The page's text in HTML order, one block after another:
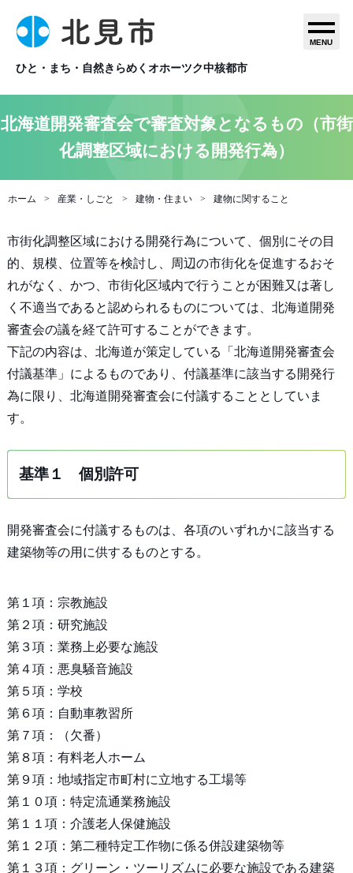
ひと・まち・自然きらめくオホーツク中核都市
MENU
北海道開発審査会で審査対象となるもの（市街
化調整区域における開発行為）
ホーム 産業・しごと 建物・住まい 建物に関すること
市街化調整区域における開発行為について、個別にその目
的、規模、位置等を検討し、周辺の市街化を促進するおそ
れがなく、かつ、市街化区域内で行うことが困難又は著し
く不適当であると認められるものについては、北海道開発
審査会の議を経て許可することができます。
下記の内容は、北海道が策定している「北海道開発審査会
付議基準」によるものであり、付議基準に該当する開発行
為に限り、北海道開発審査会に付議することとしていま
す。
基準１ 個別許可
開発審査会に付議するものは、各項のいずれかに該当する
建築物等の用に供するものとする。
第１項：宗教施設
第２項：研究施設
第３項：業務上必要な施設
第４項：悪臭騒音施設
第５項：学校
第６項：自動車教習所
第７項：（欠番）
第８項：有料老人ホーム
第９項：地域指定市町村に立地する工場等
第１０項：特定流通業務施設
第１１項：介護老人保健施設
第１２項：第二種特定工作物に係る併設建築物等
第１３項：グリーン・ツーリズムに必要な施設である建築